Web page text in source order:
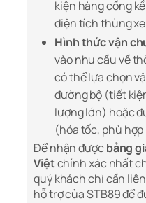
kiện hàng cồng
diện tích thùng
Hình thức vận
vào nhu cầu về
có thể lựa chọn
đường bộ (tiết
lượng lớn) hoặc
(hỏa tốc, phù
Để nhận được bảng
Việtchính xác nhất
quý khách chỉ cần
hỗ trợ của STB89 để